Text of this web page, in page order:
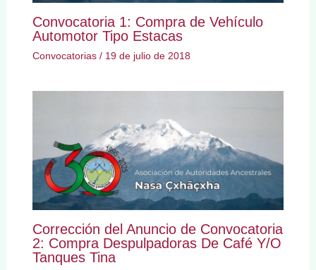
Convocatoria 1: Compra de Vehículo
Automotor Tipo Estacas
Convocatorias/ 19 de julio de 2018
Corrección del Anuncio de Convocatoria
2: Compra Despulpadoras De Café Y/O
Tanques Tina